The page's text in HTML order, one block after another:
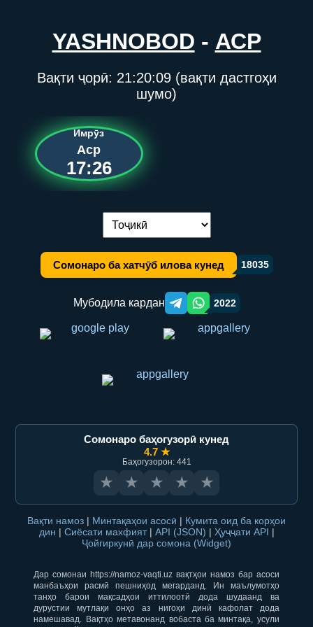
YASHNOBOD - АСР
Вақти ҷорӣ: 21:20:09(вақти дастгоҳи
шумо)
Имрӯз
Аср
17:26
Иваз кардани забон:
Сомонаро ба хатчӯб илова кунед 18035
Мубодила кардан Telegram orqali ulashish
WhatsApp orqali ulashish
2022
Сомонаро баҳогузорӣ кунед
4.7 ★
Баҳогузорон: 441
★ ★ ★ ★ ★
Вақти намоз | Минтақаҳои асосӣ | Кумита оид ба корҳои
дин | Сиёсати махфият | API (JSON) | Ҳуҷҷати API |
Ҷойгиркунӣ дар сомона (Widget)
Дар сомонаи https://namoz-vaqti.uz вақтҳои намоз бар асоси
манбаъҳои расмӣ пешниҳод мегарданд. Ин маълумотҳо
танҳо барои мақсадҳои иттилоотӣ дода шудаанд ва
дурустии мутлақи онҳо аз нигоҳи динӣ кафолат дода
намешавад. Вақтҳо метавонанд вобаста ба минтақа, усули